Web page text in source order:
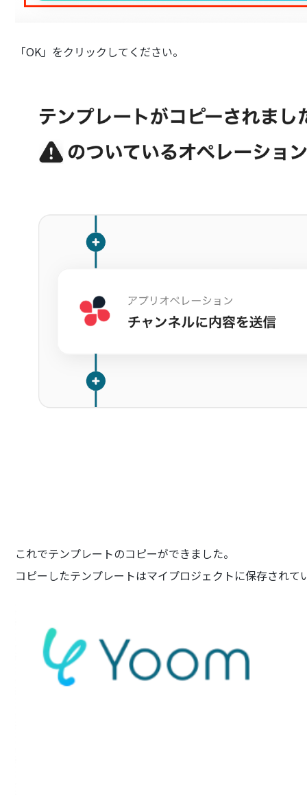
「OK」をクリックしてください。
これでテンプレートのコピーができました。
コピーしたテンプレートはマイプロジェクトに保存されて